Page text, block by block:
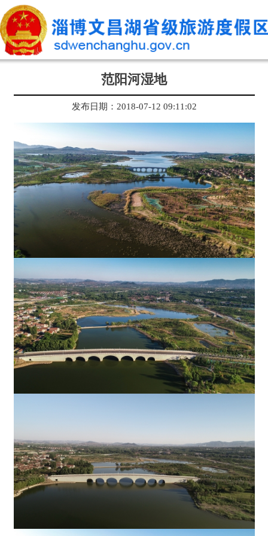
范阳河湿地
发布日期：2018-07-12 09:11:02